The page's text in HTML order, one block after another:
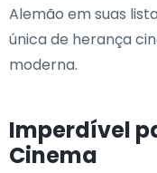
Alemão em suas
única de herança
moderna.
Imperdível
Cinema